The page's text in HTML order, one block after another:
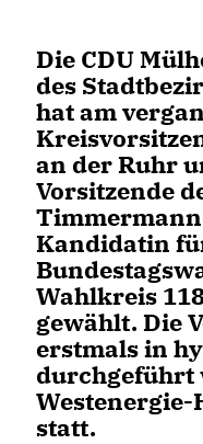
Die CDU
des
hat am
an der Ruhr
Vorsitzende
Kandidatin
Wahlkreis
gewählt. Die
erstmals in
durchgeführt
statt.